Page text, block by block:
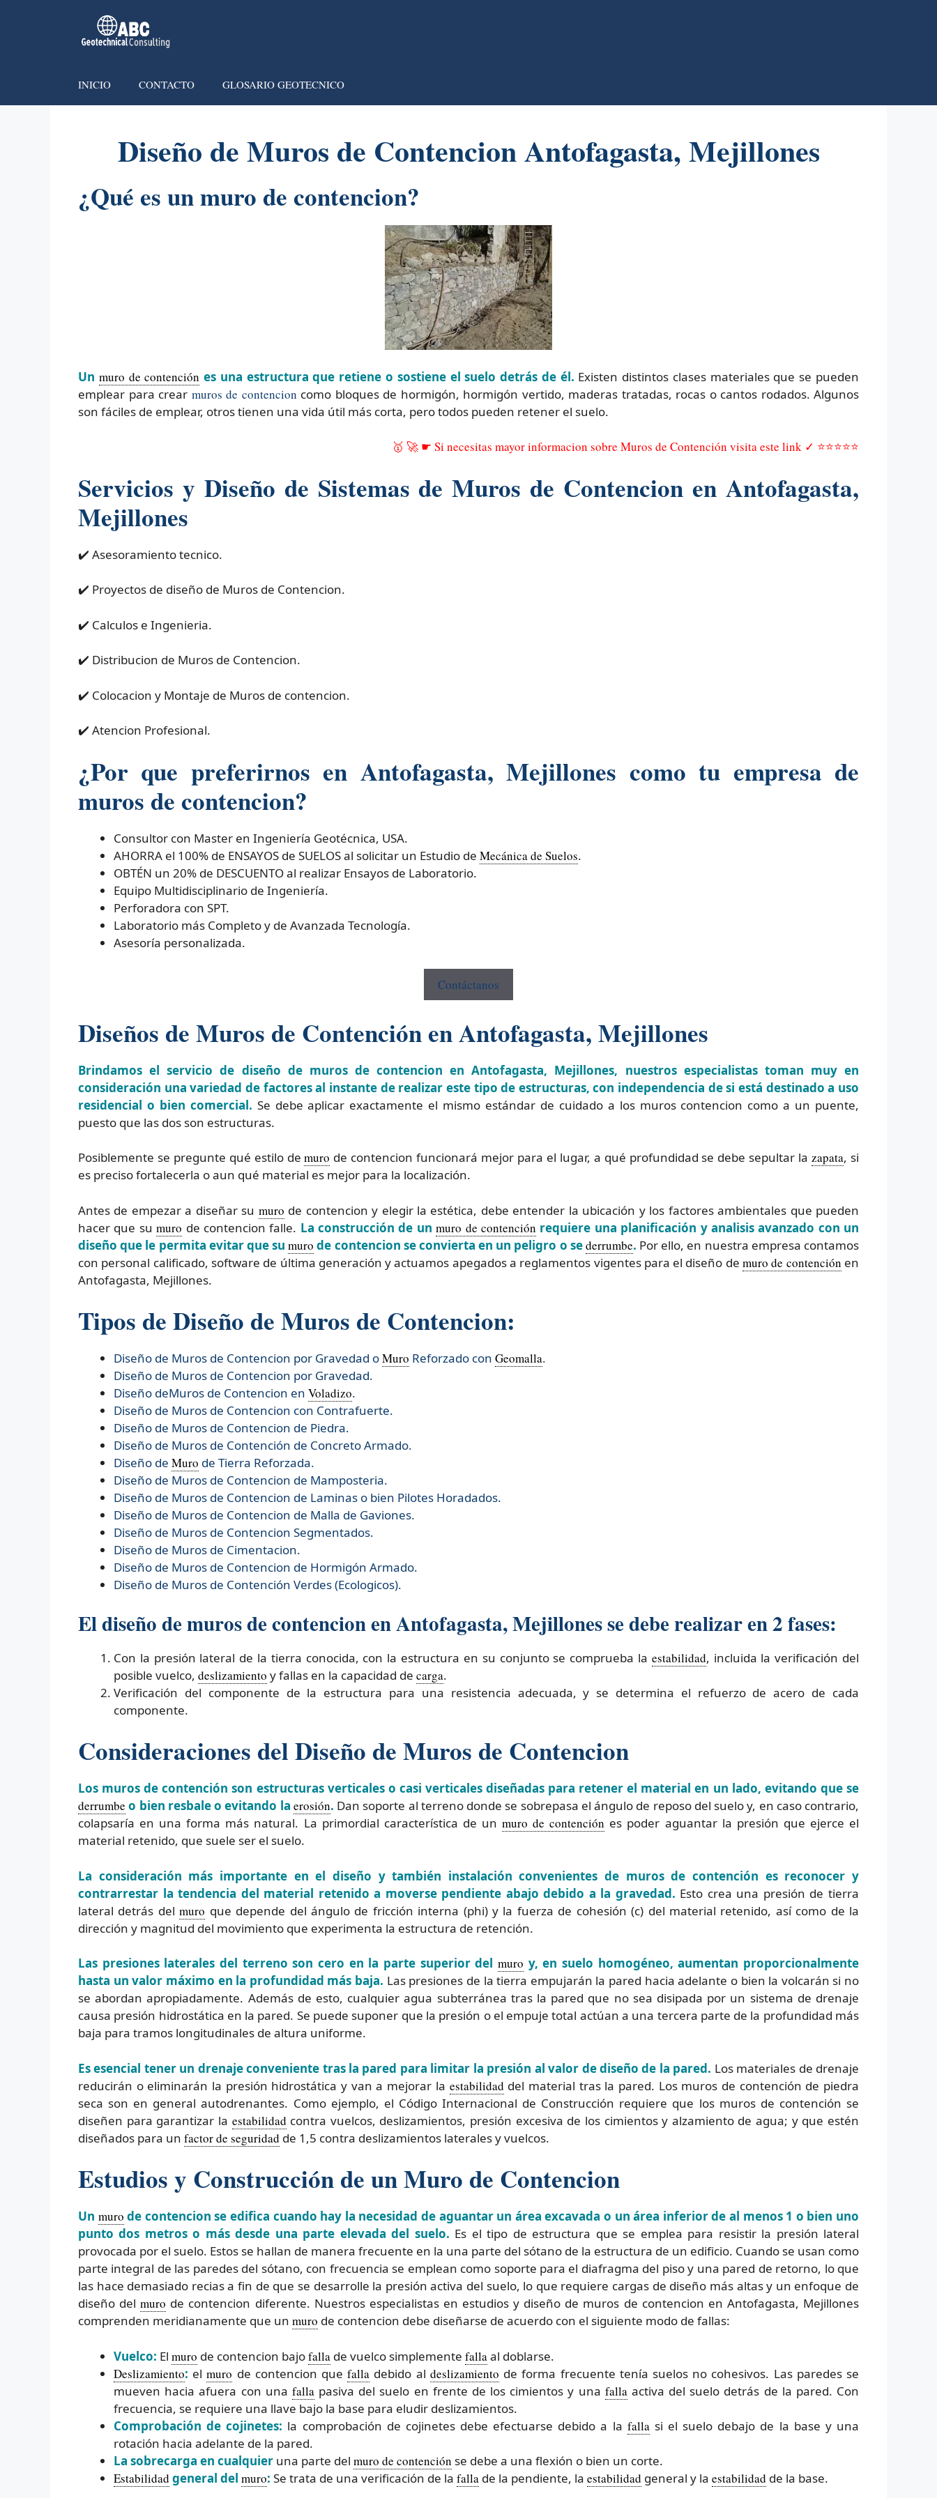
INICIO CONTACTO GLOSARIO GEOTECNICO
Diseño de Muros de Contencion Antofagasta, Mejillones
¿Qué es un muro de contencion?
Un muro de contención es una estructura que retiene o sostiene el suelo detrás de él. Existen distintos clases materiales que se pueden
emplear para crear muros de contencion como bloques de hormigón, hormigón vertido, maderas tratadas, rocas o cantos rodados. Algunos
son fáciles de emplear, otros tienen una vida útil más corta, pero todos pueden retener el suelo.
🥇 🚀 ☛ Si necesitas mayor informacion sobre Muros de Contención visita este link ✓ ⭐⭐⭐⭐⭐
Servicios y Diseño de Sistemas de Muros de Contencion en Antofagasta,
Mejillones
✔️ Asesoramiento tecnico.
✔️ Proyectos de diseño de Muros de Contencion.
✔️ Calculos e Ingenieria.
✔️ Distribucion de Muros de Contencion.
✔️ Colocacion y Montaje de Muros de contencion.
✔️ Atencion Profesional.
¿Por que preferirnos en Antofagasta, Mejillones como tu empresa de
muros de contencion?
Consultor con Master en Ingeniería Geotécnica, USA.
AHORRA el 100% de ENSAYOS de SUELOS al solicitar un Estudio de Mecánica de Suelos.
OBTÉN un 20% de DESCUENTO al realizar Ensayos de Laboratorio.
Equipo Multidisciplinario de Ingeniería.
Perforadora con SPT.
Laboratorio más Completo y de Avanzada Tecnología.
Asesoría personalizada.
Contáctanos
Diseños de Muros de Contención en Antofagasta, Mejillones
Brindamos el servicio de diseño de muros de contencion en Antofagasta, Mejillones, nuestros especialistas toman muy en
consideración una variedad de factores al instante de realizar este tipo de estructuras, con independencia de si está destinado a uso
residencial o bien comercial. Se debe aplicar exactamente el mismo estándar de cuidado a los muros contencion como a un puente,
puesto que las dos son estructuras.
Posiblemente se pregunte qué estilo demuro de contencion funcionará mejor para el lugar, a qué profundidad se debe sepultar lazapata, si
es preciso fortalecerla o aun qué material es mejor para la localización.
Antes de empezar a diseñar su muro de contencion y elegir la estética, debe entender la ubicación y los factores ambientales que pueden
hacer que sumuro de contencion falle. La construcción de unmuro de contención requiere una planificación y analisis avanzado con un
diseño que le permita evitar que sumuro de contencion se convierta en un peligro o sederrumbe. Por ello, en nuestra empresa contamos
con personal calificado, software de última generación y actuamos apegados a reglamentos vigentes para el diseño demuro de contención en
Antofagasta, Mejillones.
Tipos de Diseño de Muros de Contencion:
Diseño de Muros de Contencion por Gravedad oMuro Reforzado con Geomalla.
Diseño de Muros de Contencion por Gravedad.
Diseño deMuros de Contencion en Voladizo.
Diseño de Muros de Contencion con Contrafuerte.
Diseño de Muros de Contencion de Piedra.
Diseño de Muros de Contención de Concreto Armado.
Diseño de Muro de Tierra Reforzada.
Diseño de Muros de Contencion de Mamposteria.
Diseño de Muros de Contencion de Laminas o bien Pilotes Horadados.
Diseño de Muros de Contencion de Malla de Gaviones.
Diseño de Muros de Contencion Segmentados.
Diseño de Muros de Cimentacion.
Diseño de Muros de Contencion de Hormigón Armado.
Diseño de Muros de Contención Verdes (Ecologicos).
El diseño de muros de contencion en Antofagasta, Mejillones se debe realizar en 2 fases:
Con la presión lateral de la tierra conocida, con la estructura en su conjunto se comprueba la estabilidad, incluida la verificación del
posible vuelco, deslizamiento y fallas en la capacidad de carga.
Verificación del componente de la estructura para una resistencia adecuada, y se determina el refuerzo de acero de cada
componente.
Consideraciones del Diseño de Muros de Contencion
Los muros de contención son estructuras verticales o casi verticales diseñadas para retener el material en un lado, evitando que se
derrumbe o bien resbale o evitando la erosión. Dan soporte al terreno donde se sobrepasa el ángulo de reposo del suelo y, en caso contrario,
colapsaría en una forma más natural. La primordial característica de unmuro de contención es poder aguantar la presión que ejerce el
material retenido, que suele ser el suelo.
La consideración más importante en el diseño y también instalación convenientes de muros de contención es reconocer y
contrarrestar la tendencia del material retenido a moverse pendiente abajo debido a la gravedad. Esto crea una presión de tierra
lateral detrás delmuro que depende del ángulo de fricción interna (phi) y la fuerza de cohesión (c) del material retenido, así como de la
dirección y magnitud del movimiento que experimenta la estructura de retención.
Las presiones laterales del terreno son cero en la parte superior del muro y, en suelo homogéneo, aumentan proporcionalmente
hasta un valor máximo en la profundidad más baja. Las presiones de la tierra empujarán la pared hacia adelante o bien la volcarán si no
se abordan apropiadamente. Además de esto, cualquier agua subterránea tras la pared que no sea disipada por un sistema de drenaje
causa presión hidrostática en la pared. Se puede suponer que la presión o el empuje total actúan a una tercera parte de la profundidad más
baja para tramos longitudinales de altura uniforme.
Es esencial tener un drenaje conveniente tras la pared para limitar la presión al valor de diseño de la pared. Los materiales de drenaje
reducirán o eliminarán la presión hidrostática y van a mejorar la estabilidad del material tras la pared. Los muros de contención de piedra
seca son en general autodrenantes. Como ejemplo, el Código Internacional de Construcción requiere que los muros de contención se
diseñen para garantizar la estabilidad contra vuelcos, deslizamientos, presión excesiva de los cimientos y alzamiento de agua; y que estén
diseñados para un factor de seguridad de 1,5 contra deslizamientos laterales y vuelcos.
Estudios y Construcción de un Muro de Contencion
Un muro de contencion se edifica cuando hay la necesidad de aguantar un área excavada o un área inferior de al menos 1 o bien uno
punto dos metros o más desde una parte elevada del suelo. Es el tipo de estructura que se emplea para resistir la presión lateral
provocada por el suelo. Estos se hallan de manera frecuente en la una parte del sótano de la estructura de un edificio. Cuando se usan como
parte integral de las paredes del sótano, con frecuencia se emplean como soporte para el diafragma del piso y una pared de retorno, lo que
las hace demasiado recias a fin de que se desarrolle la presión activa del suelo, lo que requiere cargas de diseño más altas y un enfoque de
diseño delmuro de contencion diferente. Nuestros especialistas en estudios y diseño de muros de contencion en Antofagasta, Mejillones
comprenden meridianamente que un muro de contencion debe diseñarse de acuerdo con el siguiente modo de fallas:
Vuelco: El muro de contencion bajofalla de vuelco simplemente fallaal doblarse.
Deslizamiento: elmuro de contencion quefalla debido al deslizamiento de forma frecuente tenía suelos no cohesivos. Las paredes se
mueven hacia afuera con una fallapasiva del suelo en frente de los cimientos y una fallaactiva del suelo detrás de la pared. Con
frecuencia, se requiere una llave bajo la base para eludir deslizamientos.
Comprobación de cojinetes: la comprobación de cojinetes debe efectuarse debido a la fallasi el suelo debajo de la base y una
rotación hacia adelante de la pared.
La sobrecarga en cualquier una parte del muro de contención se debe a una flexión o bien un corte.
Estabilidad general del muro: Se trata de una verificación de la falla de la pendiente, la estabilidad general y la estabilidad de la base.